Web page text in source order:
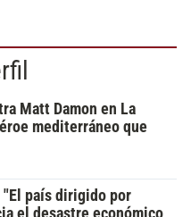
Matt Damon en La
mediterráneo que
"El país dirigido por